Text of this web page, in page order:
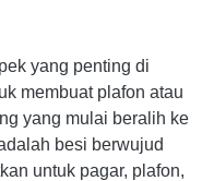
yang penting di
membuat plafon atau
yang mulai beralih ke
besi berwujud
untuk pagar, plafon,